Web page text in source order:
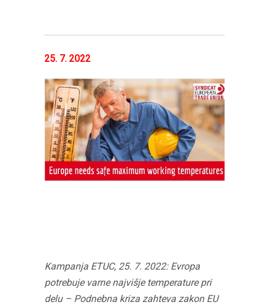
25. 7. 2022
Kampanja ETUC, 25. 7. 2022: Evropa
potrebuje varne najvišje temperature pri
delu – Podnebna kriza zahteva zakon EU